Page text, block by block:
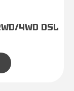
4WD DSL